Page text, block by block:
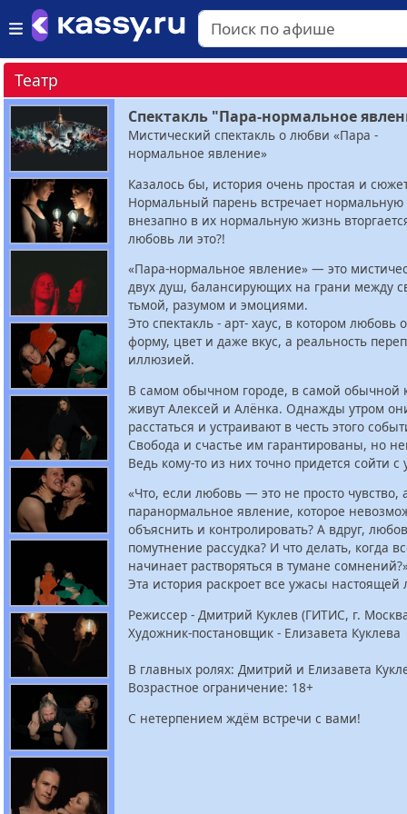
Театр
Спектакль "Пара-нормальное
Мистический спектакль о любви «Пара -
нормальное явление»
Казалось бы, история очень простая и
Нормальный парень встречает нормальную
внезапно в их нормальную жизнь
любовь ли это?!
«Пара-нормальное явление» — это
двух душ, балансирующих на грани между
тьмой, разумом и эмоциями.
Это спектакль - арт- хаус, в котором любовь
форму, цвет и даже вкус, а реальность
иллюзией.
В самом обычном городе, в самой обычной
живут Алексей и Алёнка. Однажды утром
расстаться и устраивают в честь этого
Свобода и счастье им гарантированы, но
Ведь кому-то из них точно придется сойти с
«Что, если любовь — это не просто чувство,
паранормальное явление, которое
объяснить и контролировать? А вдруг,
помутнение рассудка? И что делать, когда
начинает растворяться в тумане
Эта история раскроет все ужасы настоящей
Режиссер - Дмитрий Куклев (ГИТИС, г.
Художник-постановщик - Елизавета Куклева
В главных ролях: Дмитрий и Елизавета
Возрастное ограничение: 18+
С нетерпением ждём встречи с вами!